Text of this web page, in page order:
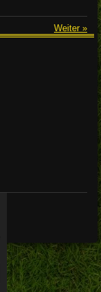
Weiter »